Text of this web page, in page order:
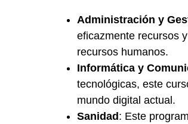
Administración y
eficazmente recursos
recursos humanos.
Informática y
tecnológicas, este
mundo digital actual.
Sanidad : Este